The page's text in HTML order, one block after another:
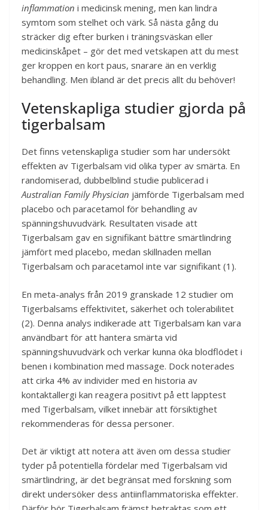
inflammation i medicinsk mening, men kan lindra
symtom som stelhet och värk. Så nästa gång du
sträcker dig efter burken i träningsväskan eller
medicinskåpet – gör det med vetskapen att du mest
ger kroppen en kort paus, snarare än en verklig
behandling. Men ibland är det precis allt du behöver!
Vetenskapliga studier gjorda på
tigerbalsam
Det finns vetenskapliga studier som har undersökt
effekten av Tigerbalsam vid olika typer av smärta. En
randomiserad, dubbelblind studie publicerad i
Australian Family Physician jämförde Tigerbalsam med
placebo och paracetamol för behandling av
spänningshuvudvärk. Resultaten visade att
Tigerbalsam gav en signifikant bättre smärtlindring
jämfört med placebo, medan skillnaden mellan
Tigerbalsam och paracetamol inte var signifikant (1).
En meta-analys från 2019 granskade 12 studier om
Tigerbalsams effektivitet, säkerhet och tolerabilitet
(2). Denna analys indikerade att Tigerbalsam kan vara
användbart för att hantera smärta vid
spänningshuvudvärk och verkar kunna öka blodflödet i
benen i kombination med massage. Dock noterades
att cirka 4% av individer med en historia av
kontaktallergi kan reagera positivt på ett lapptest
med Tigerbalsam, vilket innebär att försiktighet
rekommenderas för dessa personer.
Det är viktigt att notera att även om dessa studier
tyder på potentiella fördelar med Tigerbalsam vid
smärtlindring, är det begränsat med forskning som
direkt undersöker dess antiinflammatoriska effekter.